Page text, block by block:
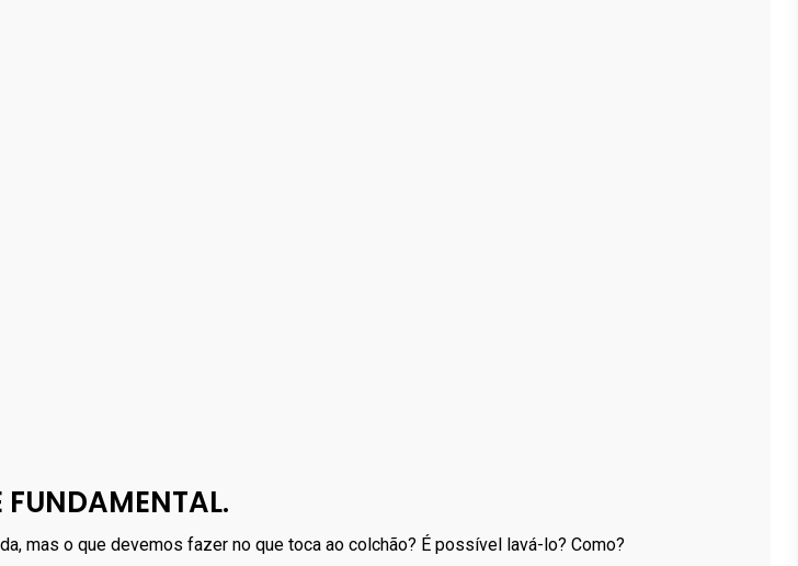
mas o que devemos fazer no que toca ao colchão? É possível lavá-lo? Como?